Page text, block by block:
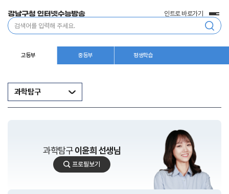
통
합
인트로 바로가기
전
체
메
고등부 중등부 평생학습
과학탐구
과학탐구이윤희 선생님
이
윤
프로필보기